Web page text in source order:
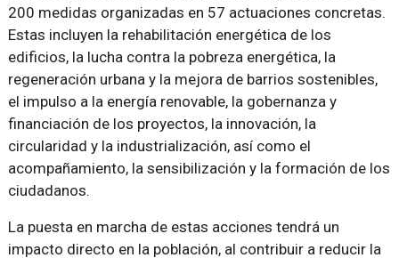
200 medidas organizadas en 57 actuaciones concretas.
Estas incluyen la rehabilitación energética de los
edificios, la lucha contra la pobreza energética, la
regeneración urbana y la mejora de barrios sostenibles,
el impulso a la energía renovable, la gobernanza y
financiación de los proyectos, la innovación, la
circularidad y la industrialización, así como el
acompañamiento, la sensibilización y la formación de los
ciudadanos.
La puesta en marcha de estas acciones tendrá un
impacto directo en la población, al contribuir a reducir la